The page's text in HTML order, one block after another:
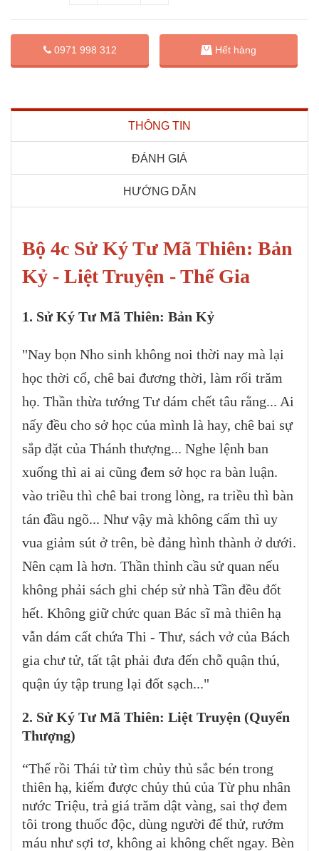
0971 998 312 Hết hàng
THÔNG TIN
ĐÁNH GIÁ
HƯỚNG DẪN
Bộ 4c Sử Ký Tư Mã Thiên: Bản
Kỷ - Liệt Truyện - Thế Gia
1. Sử Ký Tư Mã Thiên: Bản Kỷ
"Nay bọn Nho sinh không noi thời nay mà lại
học thời cổ, chê bai đương thời, làm rối trăm
họ. Thần thừa tướng Tư dám chết tâu rằng... Ai
nấy đều cho sở học của mình là hay, chê bai sự
sắp đặt của Thánh thượng... Nghe lệnh ban
xuống thì ai ai cũng đem sở học ra bàn luận.
vào triều thì chê bai trong lòng, ra triều thì bàn
tán đầu ngõ... Như vậy mà không cấm thì uy
vua giảm sút ở trên, bè đảng hình thành ở dưới.
Nên cạm là hơn. Thần thỉnh cầu sử quan nếu
không phải sách ghi chép sử nhà Tần đều đốt
hết. Không giữ chức quan Bác sĩ mà thiên hạ
vẫn dám cất chứa Thi - Thư, sách vở của Bách
gia chư tử, tất tật phải đưa đến chỗ quận thú,
quận úy tập trung lại đốt sạch..."
2. Sử Ký Tư Mã Thiên: Liệt Truyện (Quyển
Thượng)
“Thế rồi Thái tử tìm chủy thủ sắc bén trong
thiên hạ, kiếm được chủy thủ của Từ phu nhân
nước Triệu, trả giá trăm dật vàng, sai thợ đem
tôi trong thuốc độc, dùng người để thử, rướm
máu như sợi tơ, không ai không chết ngay. Bèn